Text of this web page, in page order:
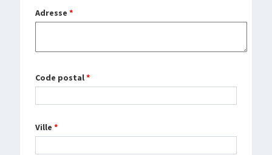
Adresse *
Code postal*
Ville *